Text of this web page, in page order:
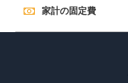
家計の固定費